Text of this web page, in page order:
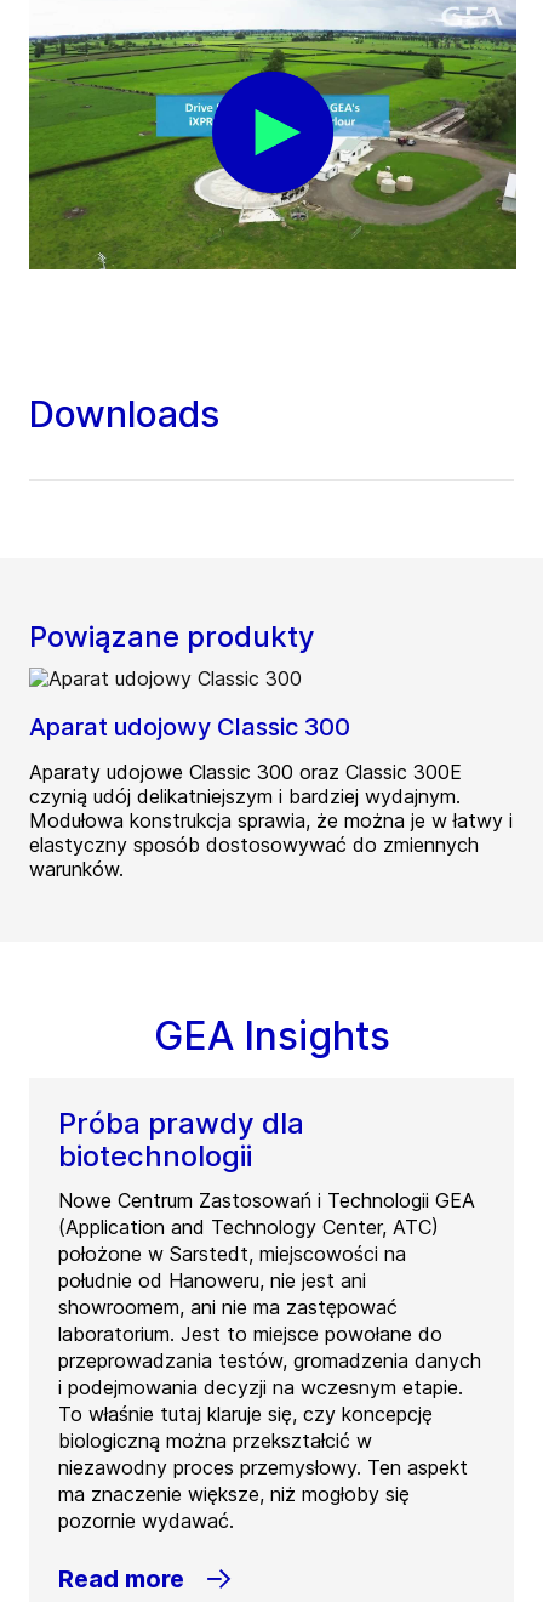
Downloads
Powiązane produkty
Aparat udojowy Classic 300
Aparaty udojowe Classic 300 oraz Classic 300E
czynią udój delikatniejszym i bardziej wydajnym.
Modułowa konstrukcja sprawia, że można je w łatwy i
elastyczny sposób dostosowywać do zmiennych
warunków.
GEA Insights
Próba prawdy dla
biotechnologii
Nowe Centrum Zastosowań i Technologii GEA
(Application and Technology Center, ATC)
położone w Sarstedt, miejscowości na
południe od Hanoweru, nie jest ani
showroomem, ani nie ma zastępować
laboratorium. Jest to miejsce powołane do
przeprowadzania testów, gromadzenia danych
i podejmowania decyzji na wczesnym etapie.
To właśnie tutaj klaruje się, czy koncepcję
biologiczną można przekształcić w
niezawodny proces przemysłowy. Ten aspekt
ma znaczenie większe, niż mogłoby się
pozornie wydawać.
Read more